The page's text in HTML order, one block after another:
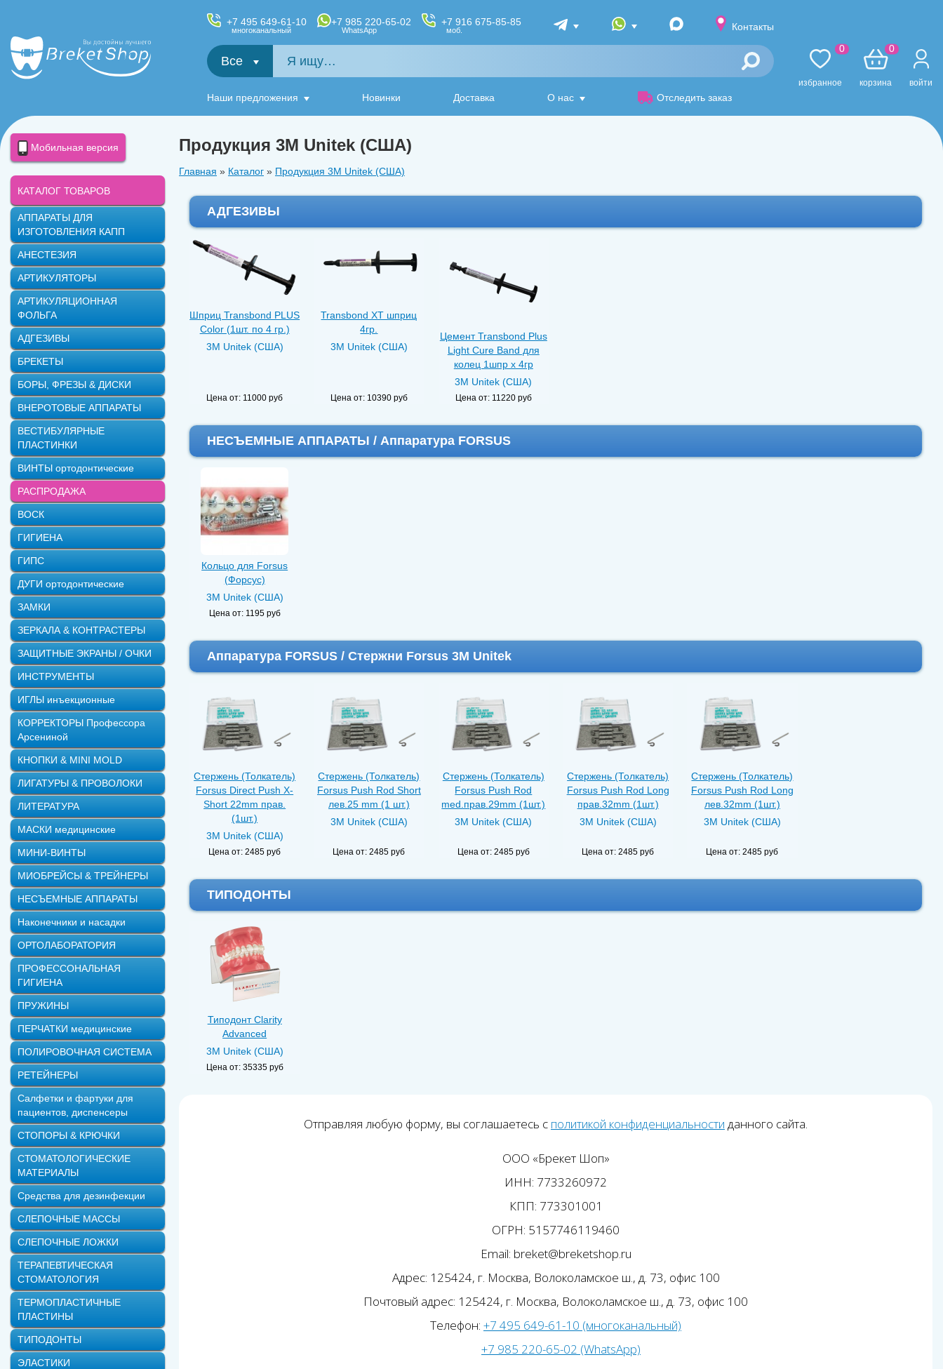
+7 495 649-61-10
многоканальный
+7 985 220-65-02
WhatsApp
+7 916 675-85-85
моб. Контакты
Все
Наши предложения Новинки Доставка О нас Отследить заказ
избранное
0
корзина
0
войти
Продукция 3M Unitek (США)
Главная » Каталог » Продукция 3M Unitek (США)
АДГЕЗИВЫ
Шприц Transbond PLUS
Color (1шт. по 4 гр.)
3M Unitek (США)
Цена от: 11000 руб
Transbond XT шприц
4гр.
3M Unitek (США)
Цена от: 10390 руб
Цемент Transbond Plus
Light Cure Band для
колец 1шпр х 4гр
3M Unitek (США)
Цена от: 11220 руб
НЕСЪЕМНЫЕ АППАРАТЫ / Аппаратура FORSUS
Кольцо для Forsus
(Форсус)
3M Unitek (США)
Цена от: 1195 руб
Аппаратура FORSUS / Стержни Forsus 3M Unitek
Стержень (Толкатель)
Forsus Direct Push X-
Short 22mm прав.
(1шт.)
3M Unitek (США)
Цена от:2485 руб
Стержень (Толкатель)
Forsus Push Rod Short
лев.25 mm (1 шт.)
3M Unitek (США)
Цена от:2485 руб
Стержень (Толкатель)
Forsus Push Rod
med.прав.29mm (1шт.)
3M Unitek (США)
Цена от: 2485 руб
Стержень (Толкатель)
Forsus Push Rod Long
прав.32mm (1шт.)
3M Unitek (США)
Цена от:2485 руб
Стержень (Толкатель)
Forsus Push Rod Long
лев.32mm (1шт.)
3M Unitek (США)
Цена от:2485 руб
ТИПОДОНТЫ
Типодонт Сlarity
Advanced
3M Unitek (США)
Цена от: 35335 руб
Отправляя любую форму, вы соглашаетесь с политикой конфиденциальности данного сайта.
ООО «Брекет Шоп»
ИНН: 7733260972
КПП: 773301001
ОГРН: 5157746119460
Email: breket@breketshop.ru
Адрес: 125424, г. Москва, Волоколамское ш., д. 73, офис 100
Почтовый адрес: 125424, г. Москва, Волоколамское ш., д. 73, офис 100
Телефон: +7 495 649-61-10 (многоканальный)
+7 985 220-65-02 (WhatsApp)
Мобильная версия
КАТАЛОГ ТОВАРОВ
АППАРАТЫ ДЛЯ
ИЗГОТОВЛЕНИЯ КАПП
АНЕСТЕЗИЯ
АРТИКУЛЯТОРЫ
АРТИКУЛЯЦИОННАЯ
ФОЛЬГА
АДГЕЗИВЫ
БРЕКЕТЫ
БОРЫ, ФРЕЗЫ & ДИСКИ
ВНЕРОТОВЫЕ АППАРАТЫ
ВЕСТИБУЛЯРНЫЕ
ПЛАСТИНКИ
ВИНТЫ ортодонтические
РАСПРОДАЖА
ВОСК
ГИГИЕНА
ГИПС
ДУГИ ортодонтические
ЗАМКИ
ЗЕРКАЛА & КОНТРАСТЕРЫ
ЗАЩИТНЫЕ ЭКРАНЫ / ОЧКИ
ИНСТРУМЕНТЫ
ИГЛЫ инъекционные
КОРРЕКТОРЫ Профессора
Арсениной
КНОПКИ & MINI MOLD
ЛИГАТУРЫ & ПРОВОЛОКИ
ЛИТЕРАТУРА
МАСКИ медицинские
МИНИ-ВИНТЫ
МИОБРЕЙСЫ & ТРЕЙНЕРЫ
НЕСЪЕМНЫЕ АППАРАТЫ
Наконечники и насадки
ОРТОЛАБОРАТОРИЯ
ПРОФЕССОНАЛЬНАЯ
ГИГИЕНА
ПРУЖИНЫ
ПЕРЧАТКИ медицинские
ПОЛИРОВОЧНАЯ СИСТЕМА
РЕТЕЙНЕРЫ
Салфетки и фартуки для
пациентов, диспенсеры
СТОПОРЫ & КРЮЧКИ
СТОМАТОЛОГИЧЕСКИЕ
МАТЕРИАЛЫ
Средства для дезинфекции
СЛЕПОЧНЫЕ МАССЫ
СЛЕПОЧНЫЕ ЛОЖКИ
ТЕРАПЕВТИЧЕСКАЯ
СТОМАТОЛОГИЯ
ТЕРМОПЛАСТИЧНЫЕ
ПЛАСТИНЫ
ТИПОДОНТЫ
ЭЛАСТИКИ